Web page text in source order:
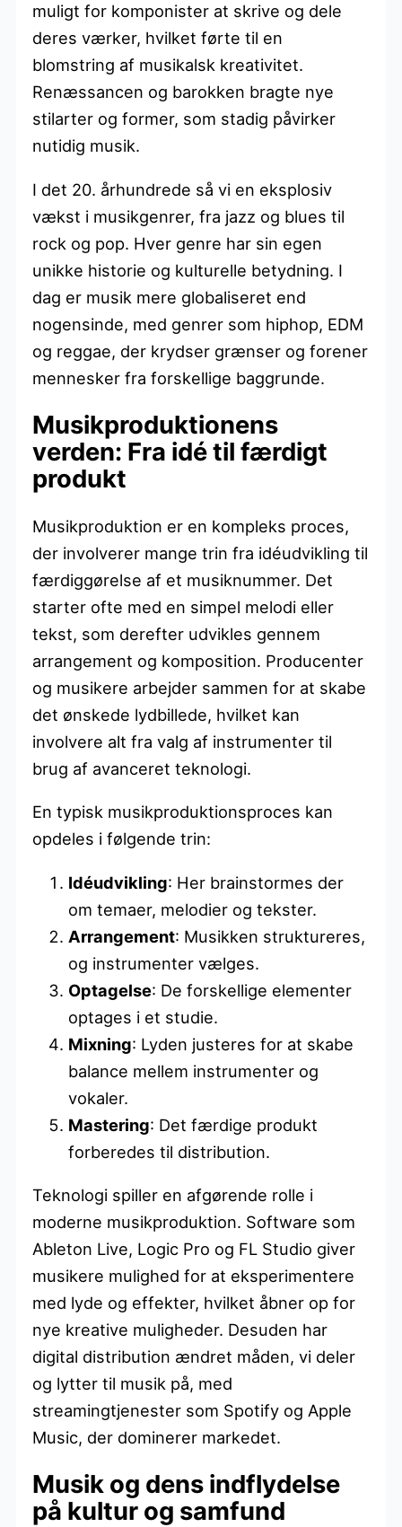
muligt for komponister at skrive og dele
deres værker, hvilket førte til en
blomstring af musikalsk kreativitet.
Renæssancen og barokken bragte nye
stilarter og former, som stadig påvirker
nutidig musik.
I det 20. århundrede så vi en eksplosiv
vækst i musikgenrer, fra jazz og blues til
rock og pop. Hver genre har sin egen
unikke historie og kulturelle betydning. I
dag er musik mere globaliseret end
nogensinde, med genrer som hiphop, EDM
og reggae, der krydser grænser og forener
mennesker fra forskellige baggrunde.
Musikproduktionens
verden: Fra idé til færdigt
produkt
Musikproduktion er en kompleks proces,
der involverer mange trin fra idéudvikling til
færdiggørelse af et musiknummer. Det
starter ofte med en simpel melodi eller
tekst, som derefter udvikles gennem
arrangement og komposition. Producenter
og musikere arbejder sammen for at skabe
det ønskede lydbillede, hvilket kan
involvere alt fra valg af instrumenter til
brug af avanceret teknologi.
En typisk musikproduktionsproces kan
opdeles i følgende trin:
Idéudvikling: Her brainstormes der
om temaer, melodier og tekster.
Arrangement: Musikken struktureres,
og instrumenter vælges.
Optagelse: De forskellige elementer
optages i et studie.
Mixning: Lyden justeres for at skabe
balance mellem instrumenter og
vokaler.
Mastering: Det færdige produkt
forberedes til distribution.
Teknologi spiller en afgørende rolle i
moderne musikproduktion. Software som
Ableton Live, Logic Pro og FL Studio giver
musikere mulighed for at eksperimentere
med lyde og effekter, hvilket åbner op for
nye kreative muligheder. Desuden har
digital distribution ændret måden, vi deler
og lytter til musik på, med
streamingtjenester som Spotify og Apple
Music, der dominerer markedet.
Musik og dens indflydelse
på kultur og samfund